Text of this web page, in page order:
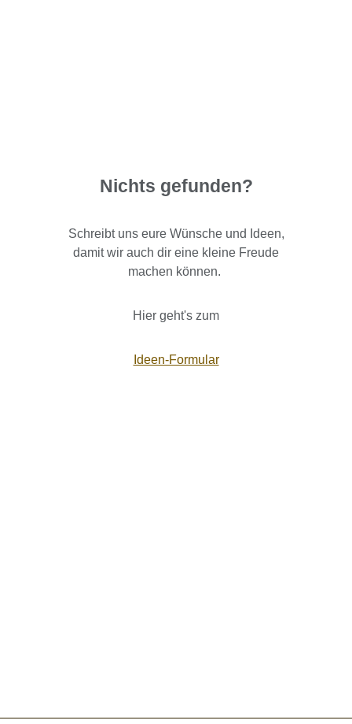
Nichts gefunden?
Schreibt uns eure Wünsche und Ideen,
damit wir auch dir eine kleine Freude
machen können.
Hier geht's zum
Ideen-Formular